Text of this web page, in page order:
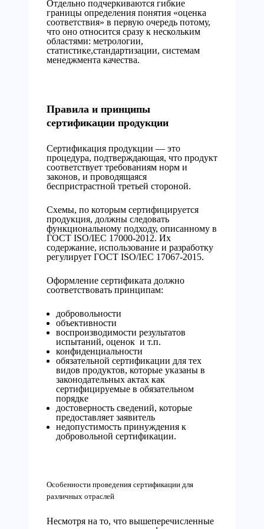
Отдельно подчеркиваются гибкие
границы определения понятия «оценка
соответствия» в первую очередь потому,
что оно относится сразу к нескольким
областями: метрологии,
статистике,стандартизации, системам
менеджмента качества.
Правила и принципы
сертификации продукции
Сертификация продукции — это
процедура, подтверждающая, что продукт
соответствует требованиям норм и
законов, и проводящаяся
беспристрастной третьей стороной.
Схемы, по которым сертифицируется
продукция, должны следовать
функциональному подходу, описанному в
ГОСТ ISO/IEC 17000-2012. Их
содержание, использование и разработку
регулирует ГОСТ ISO/IEC 17067-2015.
Оформление сертификата должно
соответствовать принципам:
добровольности
объективности
воспроизводимости результатов
испытаний, оценок и т.п.
конфиденциальности
обязательной сертификации для тех
видов продуктов, которые указаны в
законодательных актах как
сертифицируемые в обязательном
порядке
достоверность сведений, которые
предоставляет заявитель
недопустимость принуждения к
добровольной сертификации.
Особенности проведения сертификации для
различных отраслей
Несмотря на то, что вышеперечисленные